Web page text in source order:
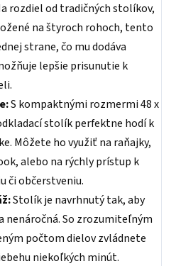
rozdiel od tradičných stolíkov,
na štyroch rohoch, tento
strane, čo mu dodáva
lepšie prisunutie k
S kompaktnými rozmermi 48 x
stolík perfektne hodí k
Môžete ho využiť na raňajky,
alebo na rýchly prístup k
či občerstveniu.
Stolík je navrhnutý tak, aby
nenáročná. So zrozumiteľným
počtom dielov zvládnete
niekoľkých minút.